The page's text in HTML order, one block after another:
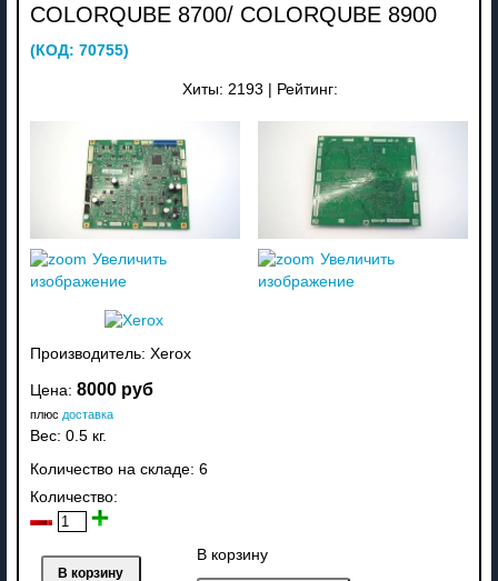
COLORQUBE 8700/ COLORQUBE 8900
(КОД: 70755)
Хиты: 2193 Рейтинг:
Увеличить
изображение
Увеличить
изображение
Производитель: Xerox
Цена: 8000 руб
плюс доставка
Вес: 0.5 кг.
Количество на складе: 6
Количество:
В корзину